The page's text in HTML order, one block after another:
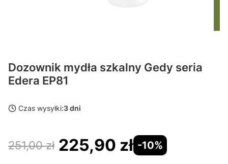
Dozownik mydła szkalny Gedy seria
Edera EP81
Czas wysyłki:3 dni
251,00 zł 225,90 zł -10%